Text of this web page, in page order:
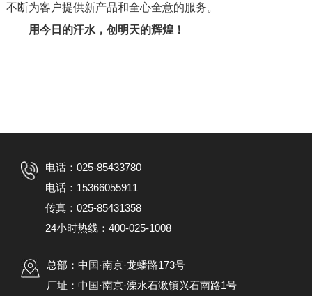
不断为客户提供新产品和全心全意的服务。
用今日的汗水，创明天的辉煌！
电话：025-85433780
电话：15366055911
传真：025-85431358
24小时热线：400-025-1008
总部：中国·南京·龙蟠路173号
厂址：中国·南京·溧水石湫镇兴石南路1号